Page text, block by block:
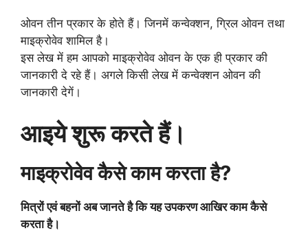
ओवन तीन प्रकार के होते हैं। जिनमें कन्वेक्शन, ग्रिल ओवन तथा
माइक्रोवेव शामिल है।
इस लेख में हम आपको माइक्रोवेव ओवन के एक ही प्रकार की
जानकारी दे रहे हैं। अगले किसी लेख में कन्वेक्शन ओवन की
जानकारी देगें।
आइये शुरू करते हैं।
माइक्रोवेव कैसे काम करता है?
मित्रों एवं बहनों अब जानते है कि यह उपकरण आखिर काम कैसे
करता है।